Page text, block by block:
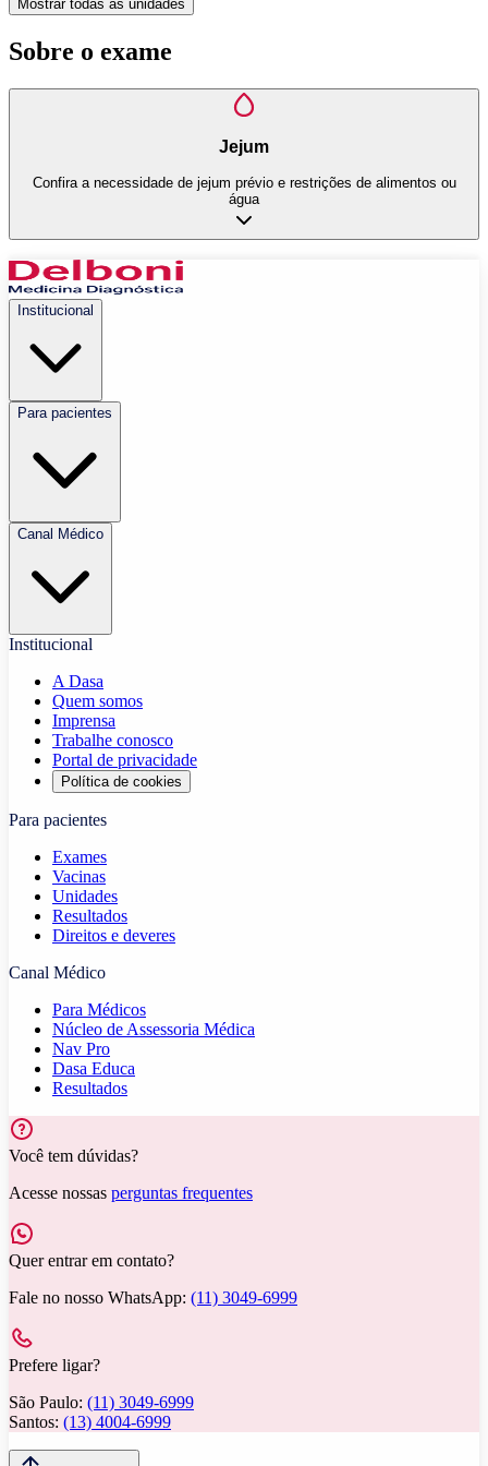
Mostrar todas as unidades
Sobre o exame
Jejum
Confira a necessidade de jejum prévio e restrições de alimentos ou
água
Institucional
Para pacientes
Canal Médico
Institucional
A Dasa
Quem somos
Imprensa
Trabalhe conosco
Portal de privacidade
Política de cookies
Para pacientes
Exames
Vacinas
Unidades
Resultados
Direitos e deveres
Canal Médico
Para Médicos
Núcleo de Assessoria Médica
Nav Pro
Dasa Educa
Resultados
Você tem dúvidas?
Acesse nossas perguntas frequentes
Quer entrar em contato?
Fale no nosso WhatsApp: (11) 3049-6999
Prefere ligar?
São Paulo: (11) 3049-6999
Santos: (13) 4004-6999